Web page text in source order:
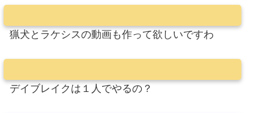
猟犬とラケシスの動画も作って欲しいですわ
デイブレイクは１人でやるの？